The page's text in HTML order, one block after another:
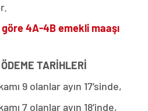
4A-4B emekli maaşı
TARİHLERİ
9 olanlar ayın 17’sinde,
7 olanlar ayın 18’inde,